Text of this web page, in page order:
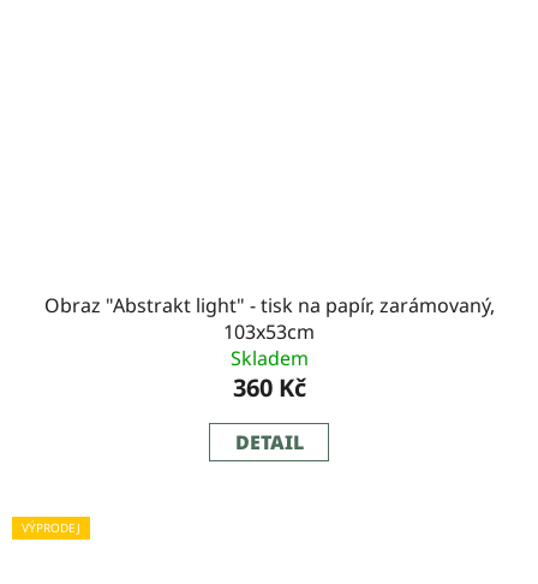
Obraz "Abstrakt light" - tisk na papír, zarámovaný,
103x53cm
Skladem
360 Kč
DETAIL
VÝPRODEJ